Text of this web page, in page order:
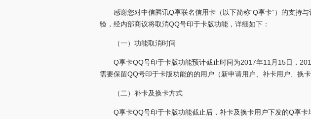
感谢您对中信腾讯Q享联名信用卡（以下简称“Q享卡”）的支持
验，经内部商议将取消QQ号印于卡版功能，详细如下：
（一）功能取消时间
Q享卡QQ号印于卡版功能预计截止时间为2017年11月15日，
需要保留QQ号印于卡版功能的的用户（新申请用户、补卡用户、换
（二）补卡及换卡方式
Q享卡QQ号印于卡版功能截止后，补卡及换卡用户下发的Q享卡